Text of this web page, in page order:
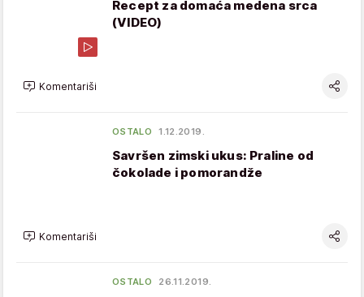
Recept za domaća medena srca
(VIDEO)
Komentariši
OSTALO 1.12.2019.
Savršen zimski ukus: Praline od
čokolade i pomorandže
Komentariši
OSTALO 26.11.2019.